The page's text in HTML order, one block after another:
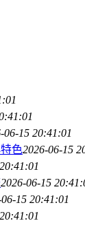
06-15 20:41:01
色2026-06-15
2026-06-15
15 20:41:01